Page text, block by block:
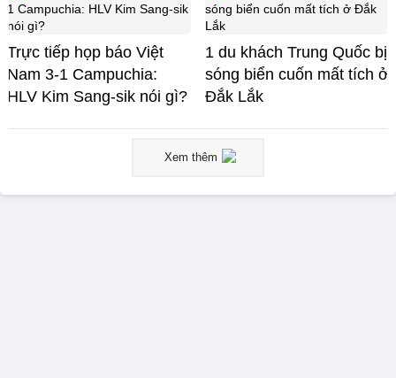
Trực tiếp họp báo Việt
Nam 3-1 Campuchia:
HLV Kim Sang-sik nói gì?
1 du khách Trung Quốc bị
sóng biển cuốn mất tích ở
Đắk Lắk
Xem thêm